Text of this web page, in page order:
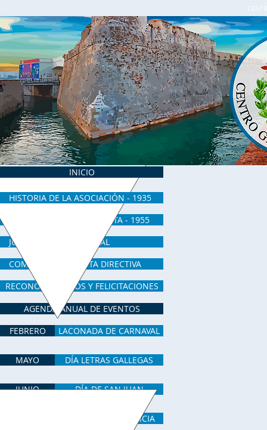
CENTRO GALLEGO DE CEUTA - 1955
JUNTA DIRECTIVA ACTUAL
AGENDA ANUAL DE EVENTOS
FEBRERO
MAYO
JUNIO
LACONADA DE CARNAVAL
DÍA LETRAS GALLEGAS
DÍA DE SAN JUAN
DÍA NACIONAL GALICIA
COMUNICADOS JUNTA DIRECTIVA
RECONOCIMIENTOS Y FELICITACIONES
INICIO
HISTORIA DE LA ASOCIACIÓN - 1935